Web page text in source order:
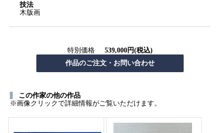
技法
木版画
特別価格 539,000円(税込)
この作家の他の作品
※画像クリックで詳細情報がご覧いただけます。